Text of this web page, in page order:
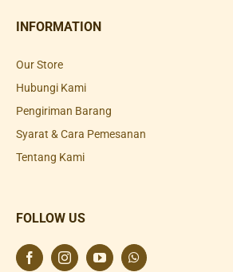
INFORMATION
Our Store
Hubungi Kami
Pengiriman Barang
Syarat & Cara Pemesanan
Tentang Kami
FOLLOW US